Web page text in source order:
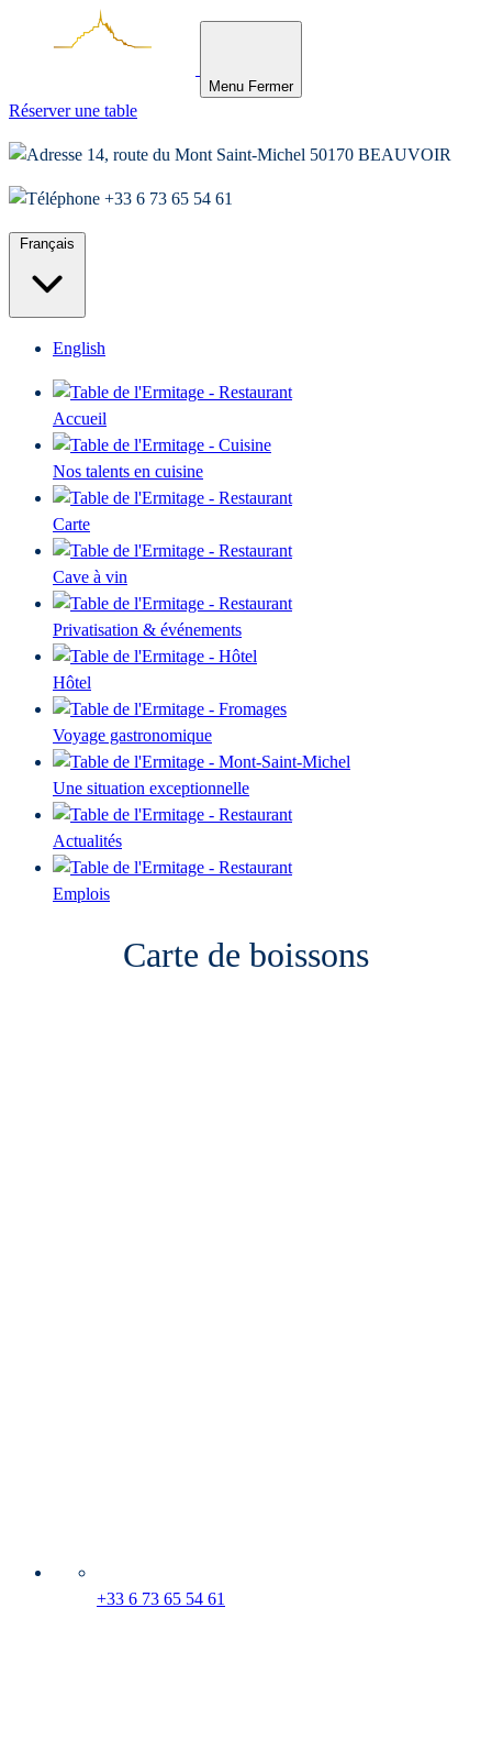
Menu Fermer
Réserver une table
14, route du Mont Saint-Michel 50170 BEAUVOIR
+33 6 73 65 54 61
Français
English
Accueil
Nos talents en cuisine
Carte
Cave à vin
Privatisation & événements
Hôtel
Voyage gastronomique
Une situation exceptionnelle
Actualités
Emplois
Carte de boissons
+33 6 73 65 54 61